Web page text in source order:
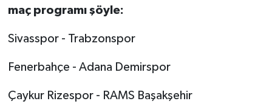
maç programı şöyle:
Sivasspor - Trabzonspor
Fenerbahçe - Adana Demirspor
Çaykur Rizespor - RAMS Başakşehir